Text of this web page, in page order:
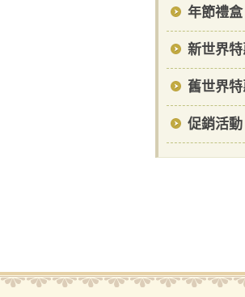
年節禮盒
新世界
舊世界
促銷活動